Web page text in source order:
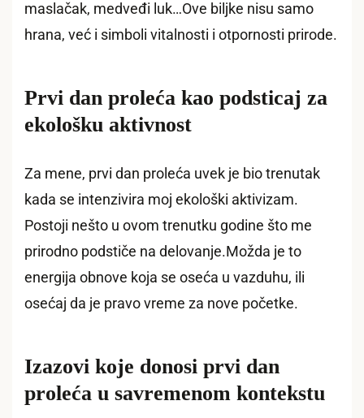
maslačak, medveđi luk…Ove biljke nisu samo
hrana, već i simboli vitalnosti i otpornosti prirode.
Prvi dan proleća kao podsticaj za
ekološku aktivnost
Za mene, prvi dan proleća uvek je bio trenutak
kada se intenzivira moj ekološki aktivizam.
Postoji nešto u ovom trenutku godine što me
prirodno podstiče na delovanje.Možda je to
energija obnove koja se oseća u vazduhu, ili
osećaj da je pravo vreme za nove početke.
Izazovi koje donosi prvi dan
proleća u savremenom kontekstu